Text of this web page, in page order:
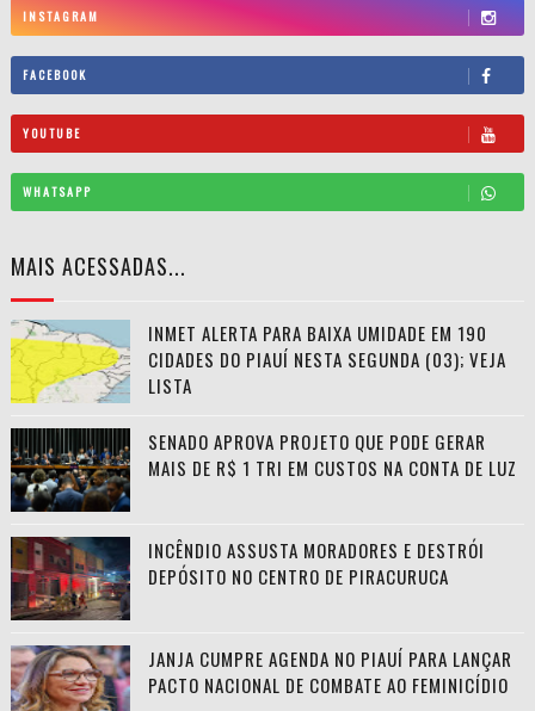
INSTAGRAM
FACEBOOK
YOUTUBE
WHATSAPP
MAIS ACESSADAS...
INMET ALERTA PARA BAIXA UMIDADE EM 190
CIDADES DO PIAUÍ NESTA SEGUNDA (03); VEJA
LISTA
SENADO APROVA PROJETO QUE PODE GERAR
MAIS DE R$ 1 TRI EM CUSTOS NA CONTA DE LUZ
INCÊNDIO ASSUSTA MORADORES E DESTRÓI
DEPÓSITO NO CENTRO DE PIRACURUCA
JANJA CUMPRE AGENDA NO PIAUÍ PARA LANÇAR
PACTO NACIONAL DE COMBATE AO FEMINICÍDIO